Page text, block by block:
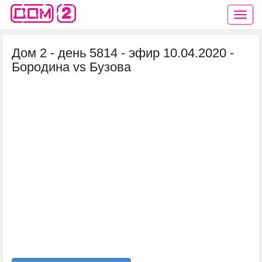
Дом 2 - день 5814 - эфир 10.04.2020 -
Бородина vs Бузова